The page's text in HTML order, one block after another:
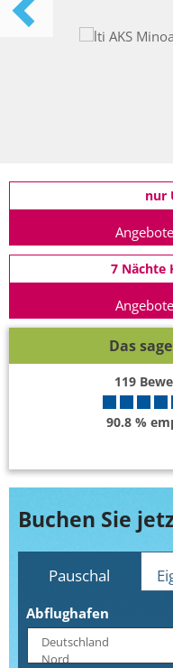
nur
7 Nächte
Das
119
90.8 %
Pauschal
Abflughafen